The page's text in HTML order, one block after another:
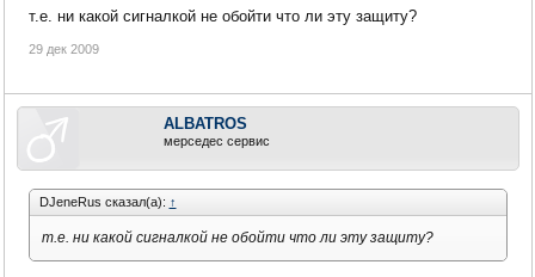
т.е. ни какой сигналкой не обойти что ли эту защиту?
29 дек 2009
ALBATROS
мерседес сервис
DJeneRus сказал(а): ↑
т.е. ни какой сигналкой не обойти что ли эту защиту?